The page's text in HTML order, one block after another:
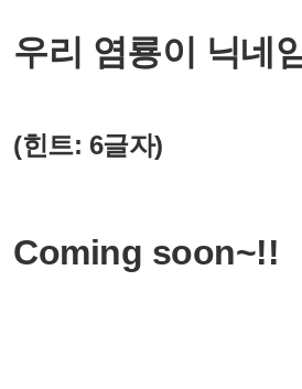
우리 염룡이 닉네
(힌트: 6글자)
Coming soon~!!